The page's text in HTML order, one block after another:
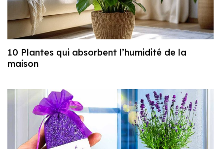
10 Plantes qui absorbent l’humidité de la
maison